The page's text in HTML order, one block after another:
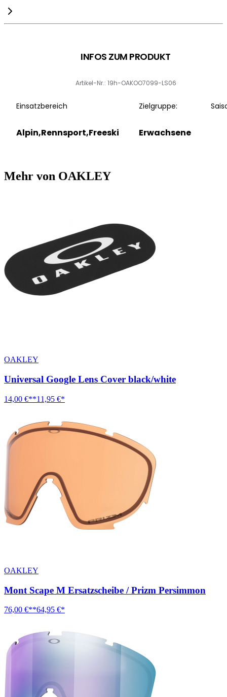
INFOS ZUM PRODUKT
Artikel-Nr.: 19h-OAKOO7099-LS06
Einsatzbereich
Alpin,Rennsport,Freeski
Zielgruppe:
Erwachsene
Mehr von OAKLEY
OAKLEY
Universal Google Lens Cover black/white
14,00 €**11,95 €*
OAKLEY
Mont Scape M Ersatzscheibe / Prizm Persimmon
76,00 €**64,95 €*